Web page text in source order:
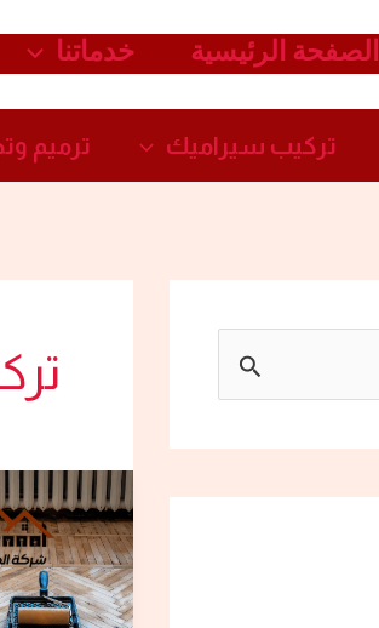
الصفحة الرئيسية خدماتنا
تركيب سيراميك​ ترميم
شركة
تركيب
باركيه
في